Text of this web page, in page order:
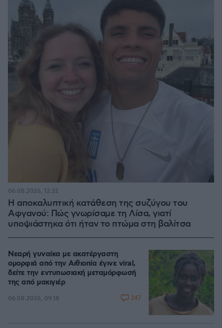
Η αποκαλυπτική κατάθεση της συζύγου του
Αφγανού: Πώς γνωρίσαμε τη Λίσα, γιατί
υποψιάστηκα ότι ήταν το πτώμα στη βαλίτσα
06.08.2026, 12:32
Νεαρή γυναίκα με ακατέργαστη
ομορφιά από την Αιθιοπία έγινε viral,
δείτε την εντυπωσιακή μεταμόρφωσή
της από μακιγιέρ
06.08.2026, 09:18 247